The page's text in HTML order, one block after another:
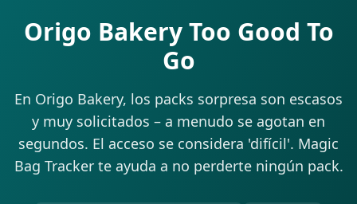
Origo Bakery Too Good To
Go
En Origo Bakery, los packs sorpresa son escasos
y muy solicitados – a menudo se agotan en
segundos. El acceso se considera 'difícil'. Magic
Bag Tracker te ayuda a no perderte ningún pack.